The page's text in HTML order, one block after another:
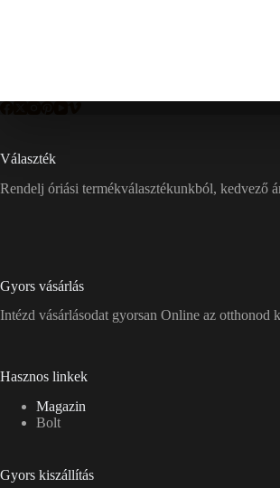
Választék
Rendelj óriási termékválasztékunkból, kedvező
Gyors vásárlás
Intézd vásárlásodat gyorsan Online az otthonod
Hasznos linkek
Magazin
Bolt
Gyors kiszállítás